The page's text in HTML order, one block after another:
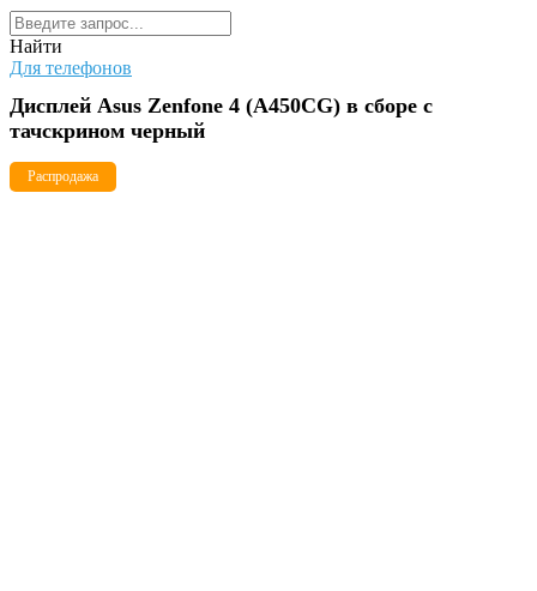
Найти
Для телефонов
Дисплей Asus Zenfone 4 (A450CG) в сборе с
тачскрином черный
Распродажа